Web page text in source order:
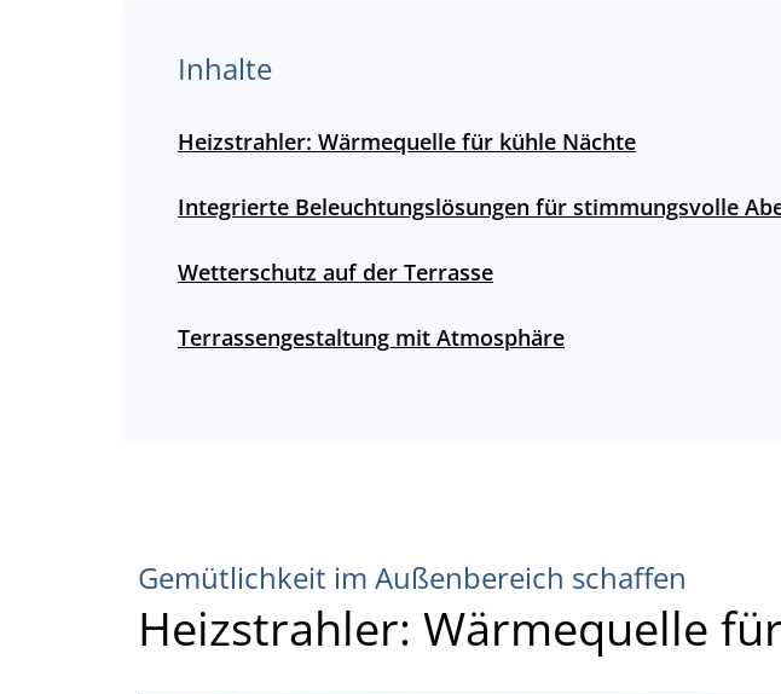
Inhalte
Heizstrahler: Wärmequelle für kühle Nächte
Integrierte Beleuchtungslösungen für stimmungsvolle
Wetterschutz auf der Terrasse
Terrassengestaltung mit Atmosphäre
Gemütlichkeit im Außenbereich schaffen
Heizstrahler: Wärmequelle